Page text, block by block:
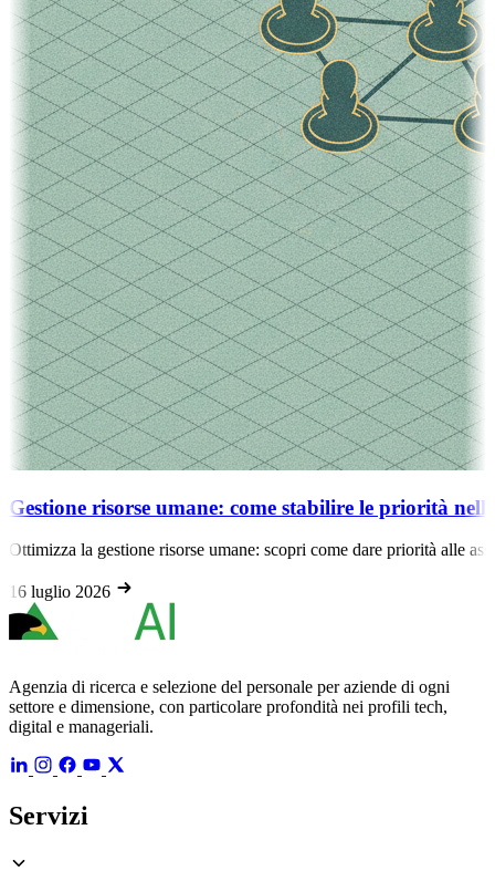
Gestione risorse umane: come stabilire le priorità
Ottimizza la gestione risorse umane: scopri come dare priorità alle
16 luglio 2026
Agenzia di ricerca e selezione del personale per aziende di ogni
settore e dimensione, con particolare profondità nei profili tech,
digital e manageriali.
Servizi